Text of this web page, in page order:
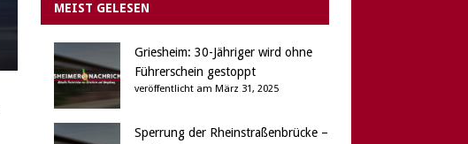
MEIST GELESEN
Griesheim: 30-Jähriger wird ohne
Führerschein gestoppt
veröffentlicht am März 31, 2025
Sperrung der Rheinstraßenbrücke –